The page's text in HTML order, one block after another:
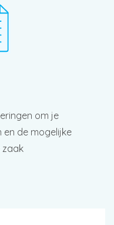
om je
de mogelijke
zaak